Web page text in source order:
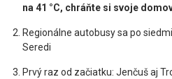
na 41 °C, chráňte si svoje
Regionálne autobusy sa po
Seredi
Prvý raz od začiatku: Jenčuš aj